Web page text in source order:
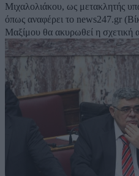
Μιχαλολιάκου, ως μετακλητής
όπως αναφέρει το news247.gr
Μαξίμου θα ακυρωθεί η